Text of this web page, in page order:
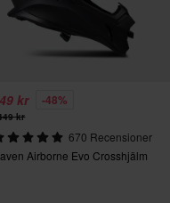
kr -48%
kr
670 Recensioner
Airborne Evo Crosshjälm